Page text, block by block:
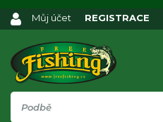
Můj účet REGISTRACE